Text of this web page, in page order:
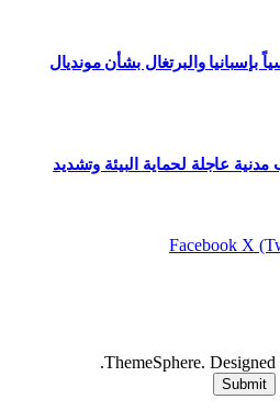
بإسبانيا والبرتغال بشأن مونديال
3 مطالب مدنية عاجلة لحماية البيئة وتشديد
Facebook X
.
Submit